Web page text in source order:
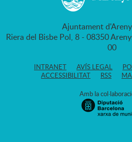
Ajuntament
Riera del Bisbe Pol, 8 - 08350
00
INTRANET AVÍS LEGAL
ACCESSIBILITAT
RSS
Amb la